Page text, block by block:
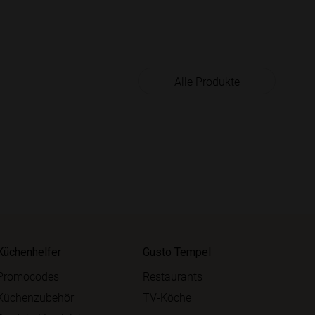
Alle Produkte
Küchenzubehör
Gusto Tempel
Restaurants
TV-Köche